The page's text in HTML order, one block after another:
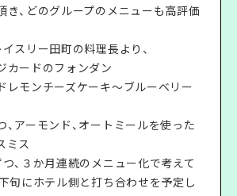
き、どのグループのメニューも高評価
スリー田町の料理長より、
ードのフォンダン
モンチーズケーキ〜ブルーベリー
アーモンド、オートミールを使った
ミス
、３か月連続のメニュー化で考えて
旬にホテル側と打ち合わせを予定し